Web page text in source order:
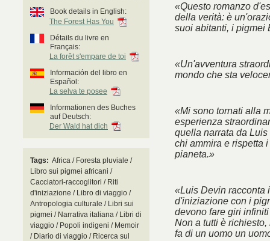
Book details in English:
The Forest Has You
Détails du livre en
Français:
La forêt s'empare de toi
Información del libro en
Español:
La selva te posee
Informationen des Buches
auf Deutsch:
Der Wald hat dich
Tags: Africa / Foresta pluviale /
Libro sui pigmei africani /
Cacciatori-raccoglitori / Riti
d'iniziazione / Libro di viaggio /
Antropologia culturale / Libri sui
pigmei / Narrativa italiana / Libri di
viaggio / Popoli indigeni / Memoir
/ Diario di viaggio / Ricerca sul
«Questo romanzo
della verità: è
suoi abitanti, i pigmei
«Un'avventura
mondo che sta
«Mi sono tornati alla
esperienza
quella narrata da
chi ammira e rispetta
pianeta.»
«Luis Devin racconta
d'iniziazione con i
devono fare giri
Non a tutti è
fa di un uomo un